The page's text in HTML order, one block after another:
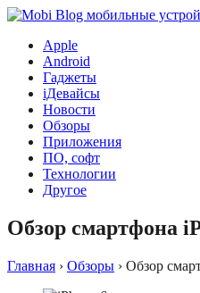
Apple
Android
Гаджеты
iДевайсы
Новости
Обзоры
Приложения
ПО, софт
Технологии
Другое
Обзор смартфона
Главная › Обзоры › Обзор